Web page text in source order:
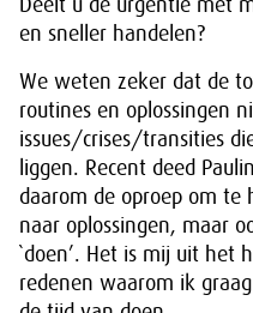
Deelt u de urgentie met
en sneller handelen?
We weten zeker dat de
routines en oplossingen
issues/crises/transities
liggen. Recent deed
daarom de oproep om te
naar oplossingen, maar
`doen’. Het is mij uit het
redenen waarom ik